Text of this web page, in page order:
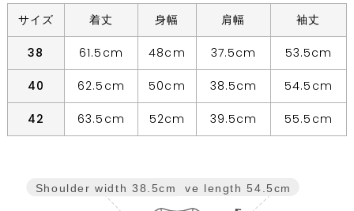
サイズ 着丈 身幅 肩幅 袖丈
38 61.5cm 48cm 37.5cm 53.5cm
40 62.5cm 50cm 38.5cm 54.5cm
42 63.5cm 52cm 39.5cm 55.5cm
Sleeve length 54.5cm
Shoulder width 38.5cm